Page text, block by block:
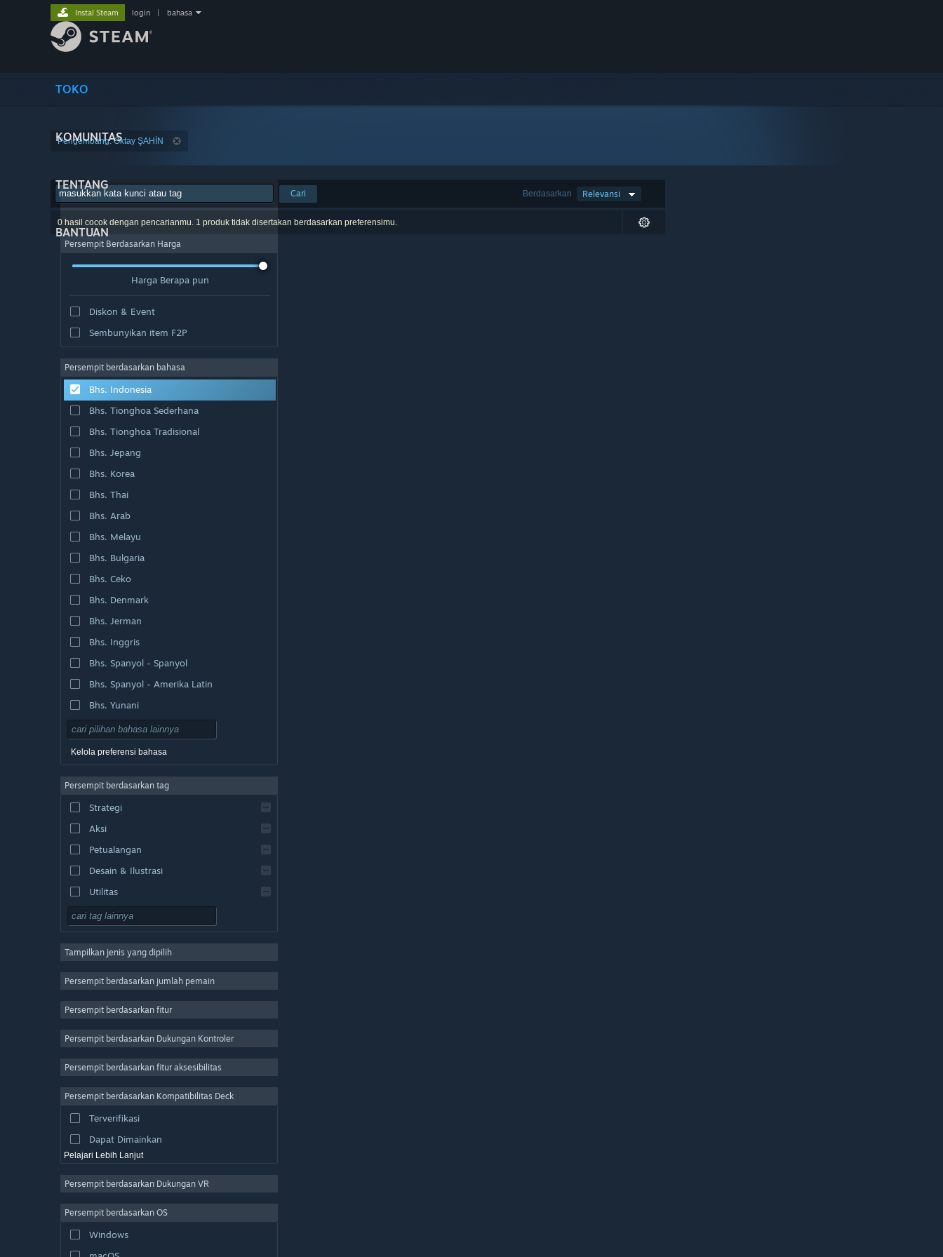
TOKO
KOMUNITAS
TENTANG
BANTUAN
Instal Steam login bahasa
Pengembang: Oktay ŞAHİN
Berdasarkan Relevansi
Cari
0 hasil cocok dengan pencarianmu. 1 produk tidak disertakan berdasarkan preferensimu.
Persempit Berdasarkan Harga
Harga Berapa pun
Diskon & Event
Sembunyikan item F2P
Persempit berdasarkan bahasa
Bhs. Indonesia
Bhs. Tionghoa Sederhana
Bhs. Tionghoa Tradisional
Bhs. Jepang
Bhs. Korea
Bhs. Thai
Bhs. Arab
Bhs. Melayu
Bhs. Bulgaria
Bhs. Ceko
Bhs. Denmark
Bhs. Jerman
Bhs. Inggris
Bhs. Spanyol - Spanyol
Bhs. Spanyol - Amerika Latin
Bhs. Yunani
Kelola preferensi bahasa
Persempit berdasarkan tag
Strategi
Aksi
Petualangan
Desain & Ilustrasi
Utilitas
F2P
MMO
Indie
Kasual
Simulasi
Produksi Video
Pengeditan Foto
Tampilkan jenis yang dipilih
Persempit berdasarkan jumlah pemain
Persempit berdasarkan fitur
Persempit berdasarkan Dukungan Kontroler
Persempit berdasarkan fitur aksesibilitas
Persempit berdasarkan Kompatibilitas Deck
Terverifikasi
Dapat Dimainkan
Pelajari Lebih Lanjut
Persempit berdasarkan Dukungan VR
Persempit berdasarkan OS
Windows